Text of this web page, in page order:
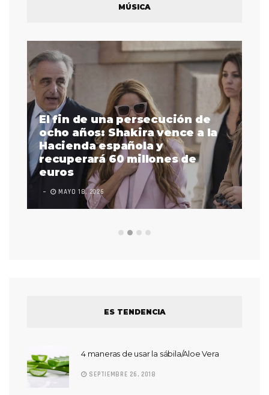
MÚSICA
El fin de una persecución de
ocho años: Shakira vence a la
Hacienda española y
recuperará 60 millones de
euros
MAYO 18, 2026
ES TENDENCIA
4 maneras de usar la sábila/Aloe Vera
SEPTIEMBRE 26, 2018